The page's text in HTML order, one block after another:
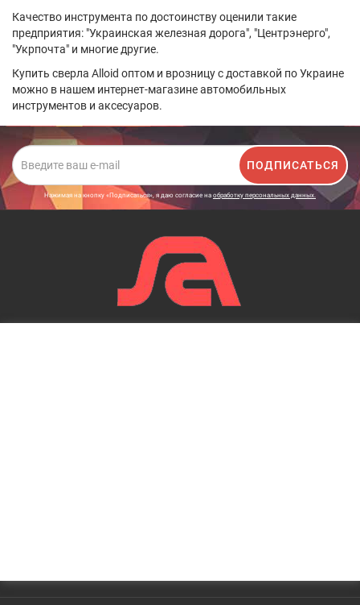
Качество инструмента по достоинству оценили такие
предприятия: "Украинская железная дорога", "Центрэнерго",
"Укрпочта" и многие другие.
Купить сверла Alloid оптом и врозницу с доставкой по Украине
можно в нашем интернет-магазине автомобильных
инструментов и аксесуаров.
ПОДПИСАТЬСЯ
Нажимая на кнопку «Подписаться», я даю cогласие на обработку персональных данных.